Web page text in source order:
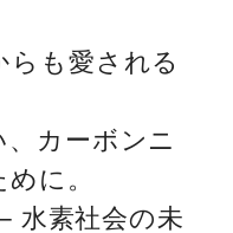
も愛される
カーボンニ
に。
水素社会の未